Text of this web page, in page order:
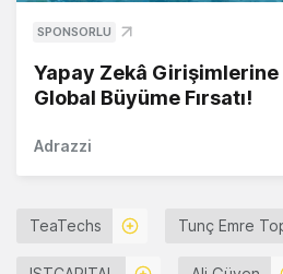
SPONSORLU
Yapay Zekâ
Global Büyüme Fırsatı!
Adrazzi
TeaTechs Tunç Emre